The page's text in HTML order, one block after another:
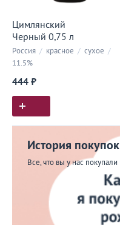
Цимлянский
Черный 0,75 л
Россия / красное / сухое /
11.5%
444 ₽
История покупок
Все, что вы у нас покупали